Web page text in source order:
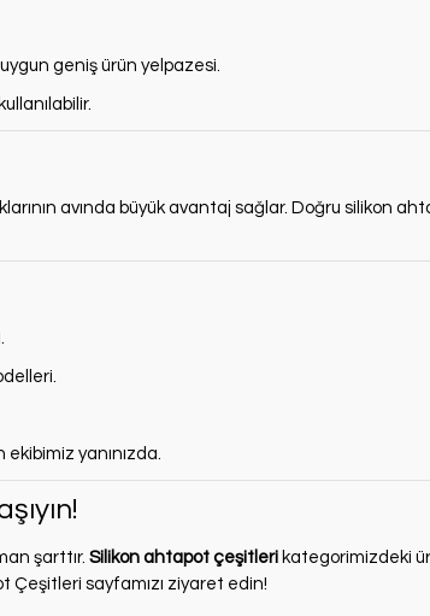
geniş ürün yelpazesi.
avında büyük avantaj sağlar. Doğru silikon
yanınızda.
şarttır. Silikon ahtapot çeşitleri kategorimizdeki
Çeşitleri sayfamızı ziyaret edin!